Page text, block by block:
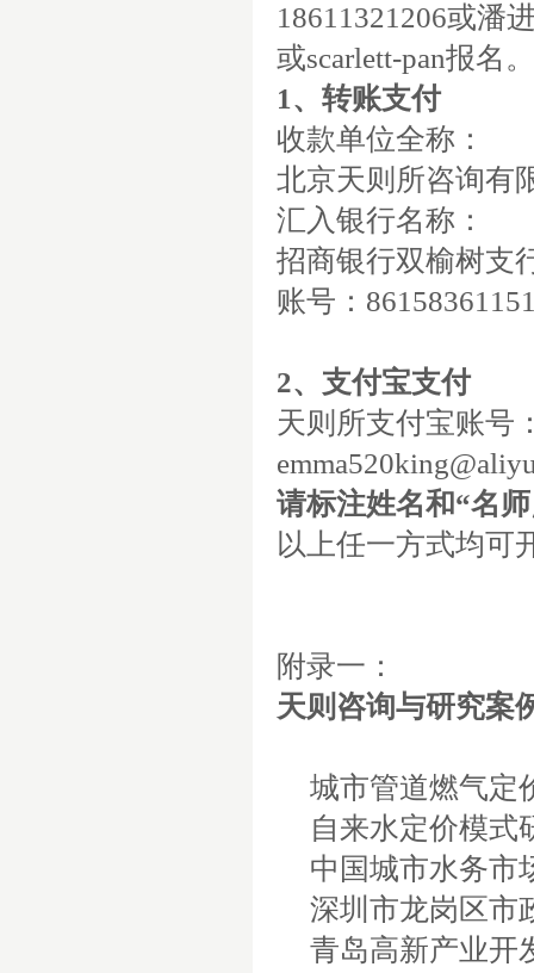
18611321206或潘
或scarlett-pan报名
1、转账支付
收款单位全称：
北京天则所咨询有
汇入银行名称：
招商银行双榆树支
账号：
2、支付宝支付
天则所支付宝账号
请标注姓名和“名
以上任一方式均可
附录一：
天则咨询与研究案
城市管道燃气定
自来水定价模式
中国城市水务市
深圳市龙岗区市
青岛高新产业开